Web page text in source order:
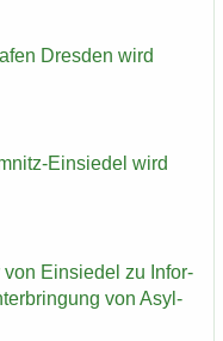
Dres­den wird
​Einsiedel wird
von Ein­sie­del zu In­for­
von Asyl­